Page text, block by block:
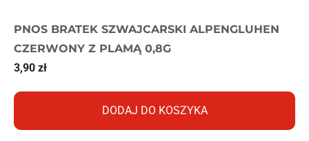
PNOS BRATEK SZWAJCARSKI ALPENGLUHEN
CZERWONY Z PLAMĄ 0,8G
3,90 zł
DODAJ DO KOSZYKA